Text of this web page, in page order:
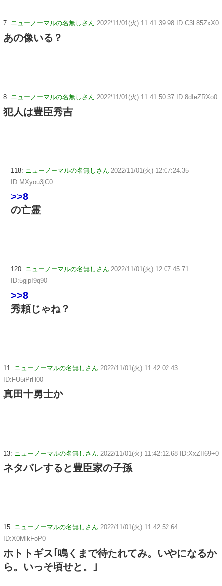
7: ニューノーマルの名無しさん 2022/11/01(火) 11:41:39.98 ID:C3L85ZxX0
あの像いる？
8: ニューノーマルの名無しさん 2022/11/01(火) 11:41:50.37 ID:8dIeZRXo0
犯人は豊臣秀吉
118: ニューノーマルの名無しさん 2022/11/01(火) 12:07:24.35
ID:MXyou3jC0
>>8
の亡霊
120: ニューノーマルの名無しさん 2022/11/01(火) 12:07:45.71
ID:5gjpI9q90
>>8
秀頼じゃね？
11: ニューノーマルの名無しさん 2022/11/01(火) 11:42:02.43
ID:FU5iPrH00
真田十勇士か
13: ニューノーマルの名無しさん 2022/11/01(火) 11:42:12.68 ID:XxZII69+0
ネタバレすると豊臣家の子孫
15: ニューノーマルの名無しさん 2022/11/01(火) 11:42:52.64
ID:X0MlkFoP0
ホトトギス｢鳴くまで待たれてみ。いやになるか
ら。いっそ頃せと。｣